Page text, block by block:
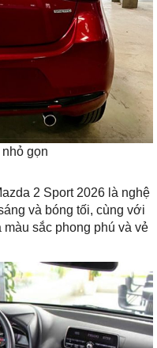
gọn
2 Sport 2026 là nghệ
và bóng tối, cùng với
sắc phong phú và vẻ